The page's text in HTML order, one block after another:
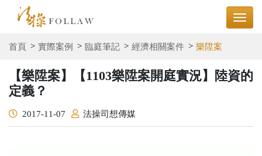
首頁 實際案例 臨庭筆記 經濟相關案件 樂陞案
【樂陞案】【1103樂陞案開庭實況】陸資的
定義？
2017-11-07 法操司想傳媒